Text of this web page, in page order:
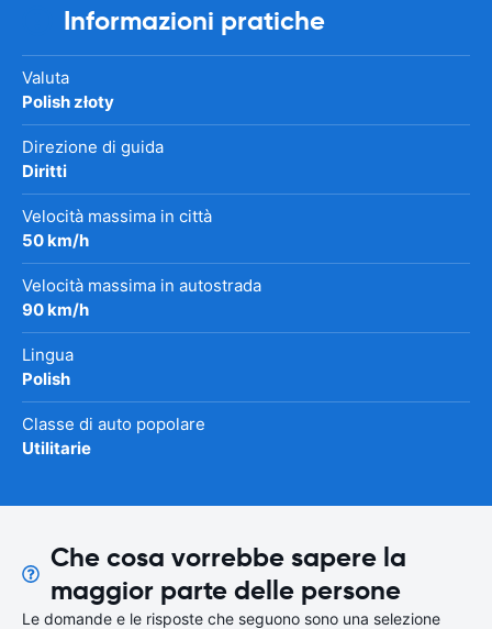
Informazioni pratiche
Valuta
Polish złoty
Direzione di guida
Diritti
Velocità massima in città
50 km/h
Velocità massima in autostrada
90 km/h
Lingua
Polish
Classe di auto popolare
Utilitarie
Che cosa vorrebbe sapere la
maggior parte delle persone
Le domande e le risposte che seguono sono una selezione